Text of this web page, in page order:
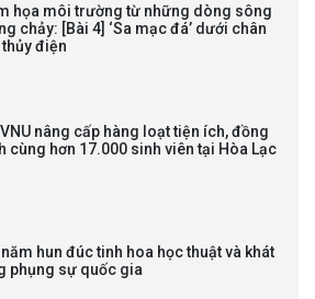
vị trí việc làm chức danh nghề
nghiệp chuyên môn dùng
Bảo vệ luận án tiến sĩ của NCS
họa môi trường từ những dòng sông
chảy: [Bài 4] ‘Sa mạc đá’ dưới chân
điện
nâng cấp hàng loạt tiện ích, đồng
cùng hơn 17.000 sinh viên tại Hòa Lạc
hun đúc tinh hoa học thuật và khát
phụng sự quốc gia